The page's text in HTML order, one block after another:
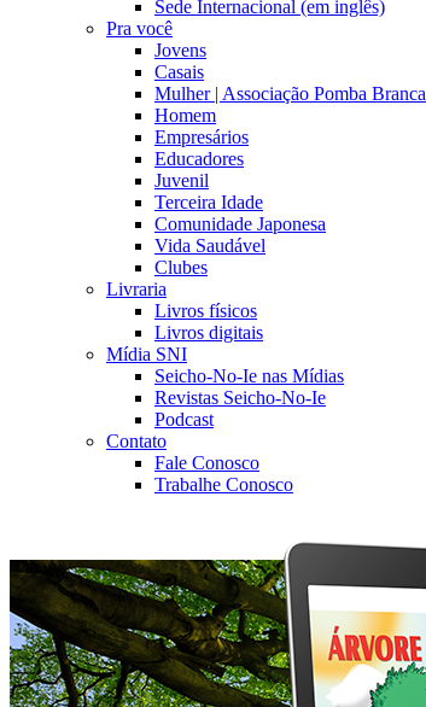
Sede Internacional (em inglês)
Pra você
Jovens
Casais
Mulher | Associação Pomba Branca
Homem
Empresários
Educadores
Juvenil
Terceira Idade
Comunidade Japonesa
Vida Saudável
Clubes
Livraria
Livros físicos
Livros digitais
Mídia SNI
Seicho-No-Ie nas Mídias
Revistas Seicho-No-Ie
Podcast
Contato
Fale Conosco
Trabalhe Conosco